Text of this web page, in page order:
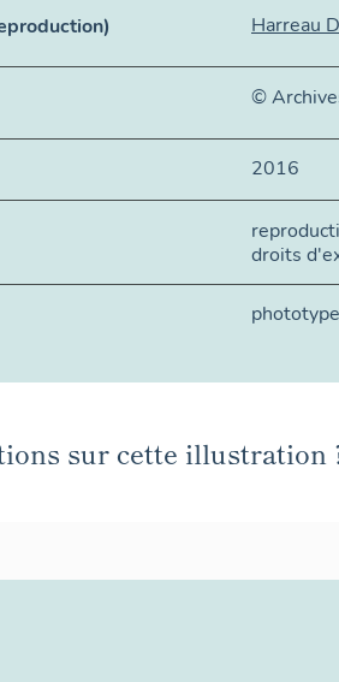
Harreau
©
2016
droits
sur cette illustration